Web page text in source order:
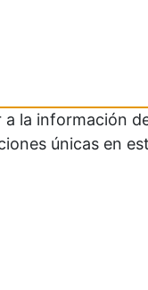
la información
únicas en